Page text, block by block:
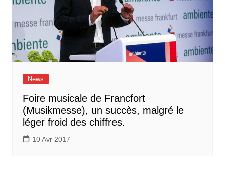
News
Foire musicale de Francfort
(Musikmesse), un succès, malgré le
léger froid des chiffres.
10 Avr 2017